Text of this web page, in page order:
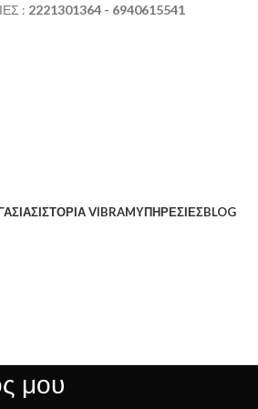
: 2221301364 - 6940615541
ΙΣΤΟΡΊΑ VIBRAMΥΠΗΡΕΣΙΕΣBLOG
μου